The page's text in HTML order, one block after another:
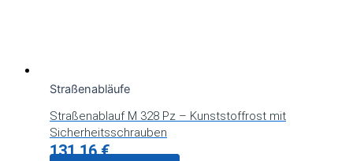
Straßenabläufe
Straßenablauf M 328 Pz – Kunststoffrost mit
Sicherheitsschrauben
131,16€